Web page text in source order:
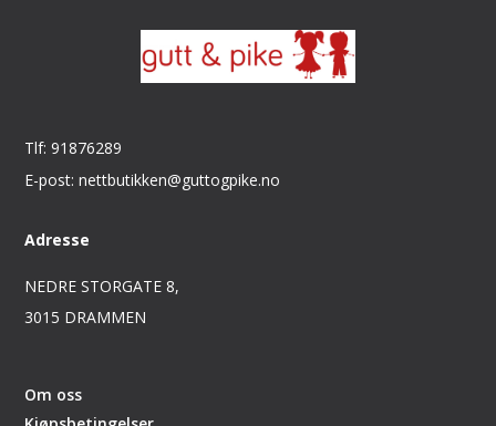
Tlf: 91876289
E-post: nettbutikken@guttogpike.no
Adresse
NEDRE STORGATE 8,
3015 DRAMMEN
Om oss